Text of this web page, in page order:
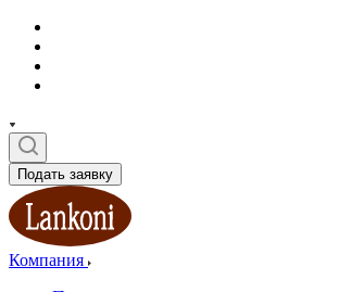
Подать заявку
Компания